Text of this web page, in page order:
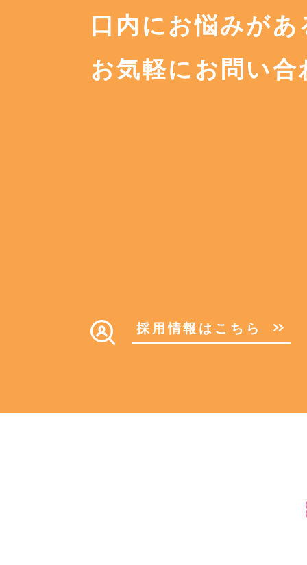
口内にお悩みがあ
お気軽に お問い合
採用情報はこちら